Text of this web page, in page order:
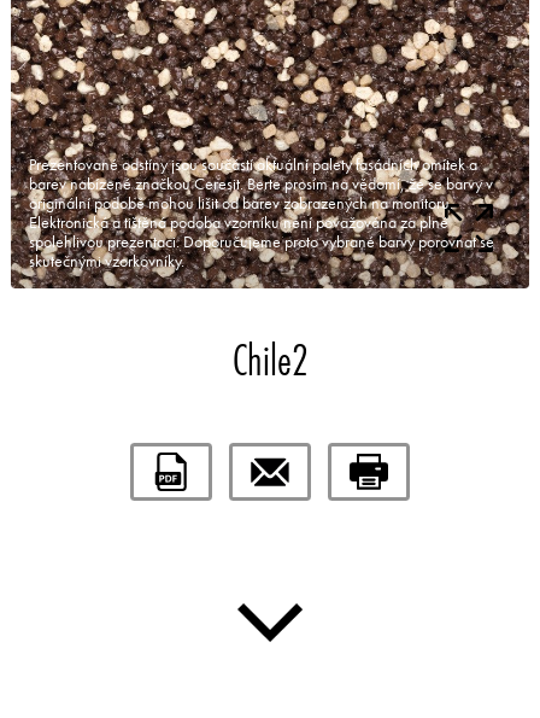
Prezentované odstíny jsou součástí aktuální palety fasádních omítek a
barev nabízené značkou Ceresit. Berte prosím na vědomí, že se barvy v
originální podobě mohou lišit od barev zobrazených na monitoru.
Elektronická a tištěná podoba vzorníku není považována za plně
spolehlivou prezentaci. Doporučujeme proto vybrané barvy porovnat se
skutečnými vzorkovníky.
Chile2